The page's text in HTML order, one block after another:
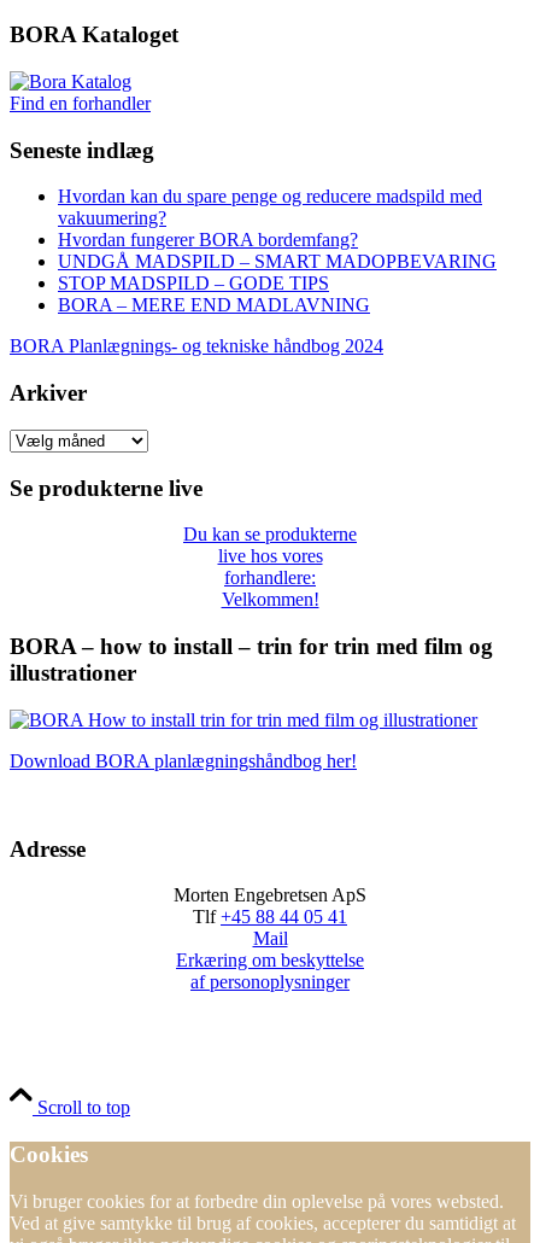
BORA Kataloget
Find en forhandler
Seneste indlæg
Hvordan kan du spare penge og reducere madspild med
vakuumering?
Hvordan fungerer BORA bordemfang?
UNDGÅ MADSPILD – SMART MADOPBEVARING
STOP MADSPILD – GODE TIPS
BORA – MERE END MADLAVNING
BORA Planlægnings- og tekniske håndbog 2024
Arkiver
Arkiver
Se produkterne live
Du kan se produkterne
live hos vores
forhandlere:
Velkommen!
BORA – how to install – trin for trin med film og
illustrationer
Download BORA planlægningshåndbog her!
Adresse
Morten Engebretsen ApS
Tlf+45 88 44 05 41
Mail
Erkæring om beskyttelse
af personoplysninger
Scroll to top
Cookies
Vi bruger cookies for at forbedre din oplevelse på vores websted.
Ved at give samtykke til brug af cookies, accepterer du samtidigt at